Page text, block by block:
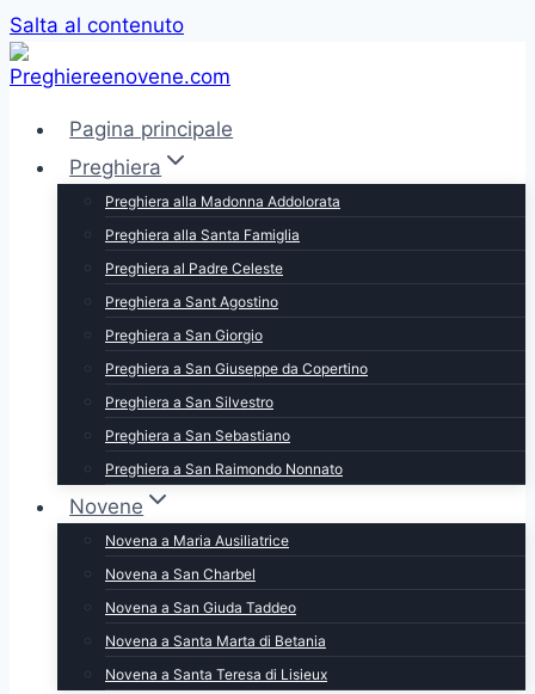
Salta al contenuto
Pagina principale
Preghiera
Preghiera alla Madonna Addolorata
Preghiera alla Santa Famiglia
Preghiera al Padre Celeste
Preghiera a Sant Agostino
Preghiera a San Giorgio
Preghiera a San Giuseppe da Copertino
Preghiera a San Silvestro
Preghiera a San Sebastiano
Preghiera a San Raimondo Nonnato
Novene
Novena a Maria Ausiliatrice
Novena a San Charbel
Novena a San Giuda Taddeo
Novena a Santa Marta di Betania
Novena a Santa Teresa di Lisieux